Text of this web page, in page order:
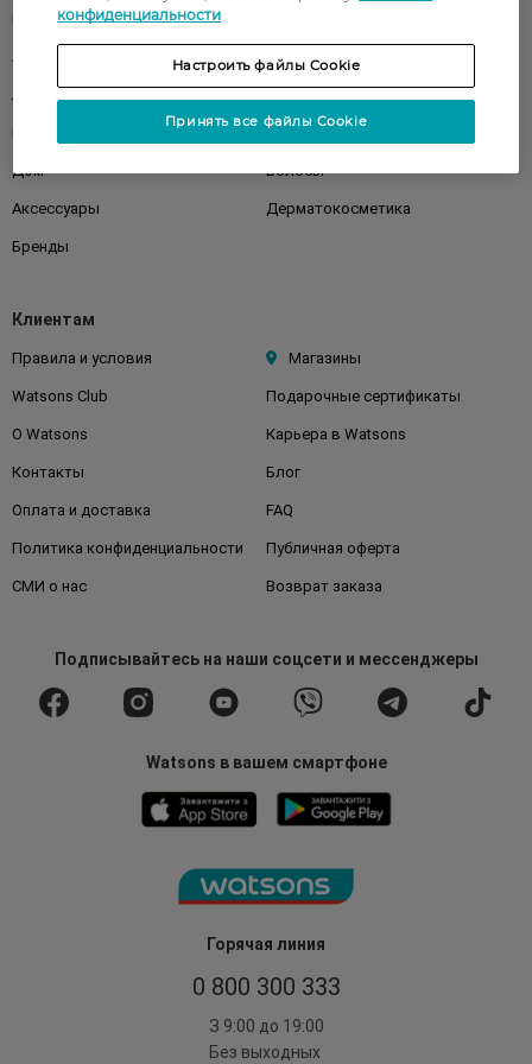
Горячая линия
0 800 300 333
З 9:00 до 19:00
Без выходных
Парфюмерия
Акции Макияж
Лицо
Детям
Дом Волосы
Аксессуары Дерматокосметика
Бренды
Клиентам
Правила и условия Магазины
Watsons Club Подарочные сертификаты
О Watsons Карьера в Watsons
Контакты Блог
Оплата и доставка FAQ
Политика конфиденциальности Публичная оферта
СМИ о нас Возврат заказа
Подписывайтесьна наши соцсети и мессенджеры
Watsons в вашем смартфоне
конфиденциальности
Настроить файлы Cookie
Принять все файлы Cookie